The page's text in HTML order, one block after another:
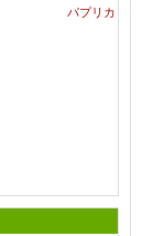
パプリカ